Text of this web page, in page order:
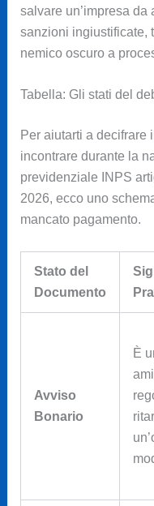
salvare un’impresa
sanzioni ingiustificate,
nemico oscuro a
Tabella: Gli stati del
Per aiutarti a decifrare
incontrare durante la
previdenziale INPS
2026, ecco uno
mancato pagamento.
Stato del
Documento
Avviso
Bonario
È